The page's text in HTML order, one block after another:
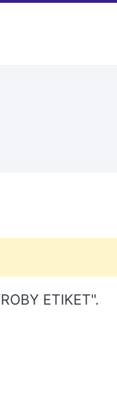
ETIKET".